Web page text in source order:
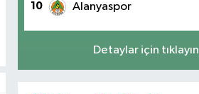
10 Alanyaspor
Detaylar için tıklayın